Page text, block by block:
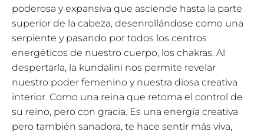
poderosa y expansiva que asciende hasta la parte
superior de la cabeza, desenrollándose como una
serpiente y pasando por todos los centros
energéticos de nuestro cuerpo, los chakras. Al
despertarla, la kundalini nos permite revelar
nuestro poder femenino y nuestra diosa creativa
interior. Como una reina que retoma el control de
su reino, pero con gracia. Es una energía creativa
pero también sanadora, te hace sentir más viva,